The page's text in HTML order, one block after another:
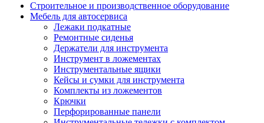
Строительное и производственное оборудование
Мебель для автосервиса
Лежаки подкатные
Ремонтные сиденья
Держатели для инструмента
Инструмент в ложементах
Инструментальные ящики
Кейсы и сумки для инструмента
Комплекты из ложементов
Крючки
Перфорированные панели